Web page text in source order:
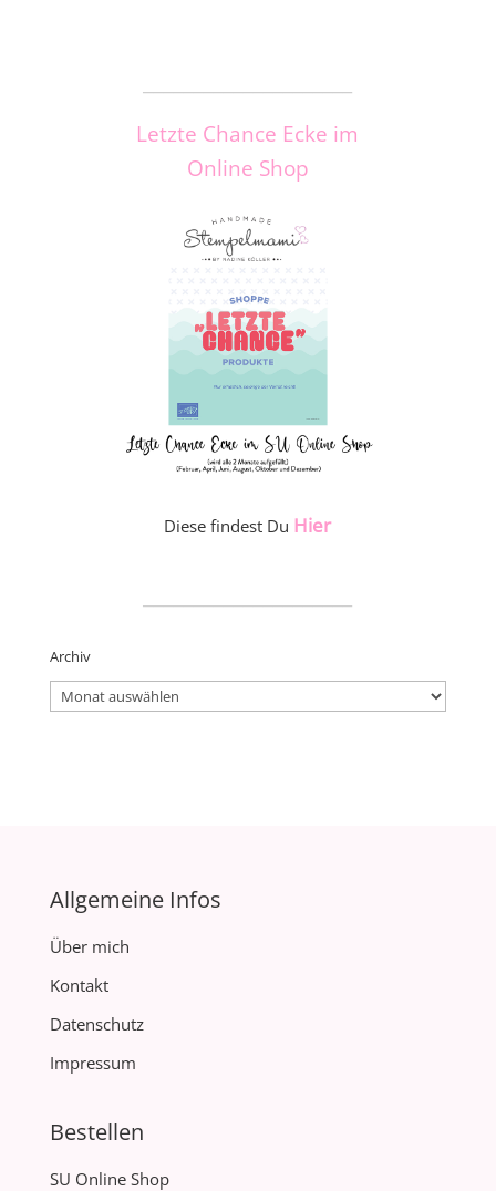
Letzte Chance Ecke im
Online Shop
Diese findest Du Hier
Archiv
Archiv
Allgemeine Infos
Über mich
Kontakt
Datenschutz
Impressum
Bestellen
SU Online Shop